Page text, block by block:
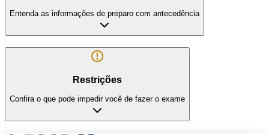
Entenda as informações de preparo com antecedência
Restrições
Confira o que pode impedir você de fazer o exame